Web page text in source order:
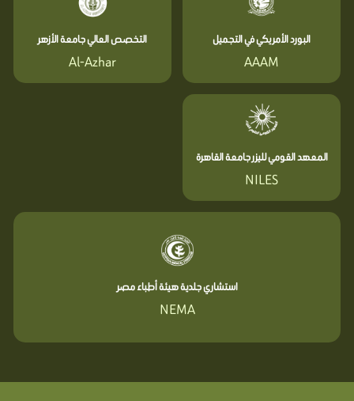
البورد الأمريكي في التجميل
AAAM
التخصص العالي جامعة الأزهر
Al-Azhar
المعهد القومي لليزر جامعة القاهرة
NILES
استشاري جلدية هيئة أطباء مصر
NEMA